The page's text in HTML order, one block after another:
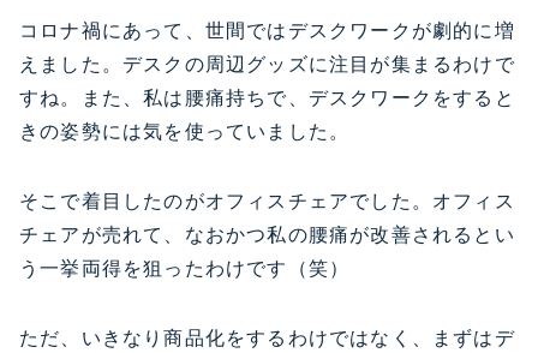
コロナ禍にあって、世間ではデスクワークが劇的に増
えました。デスクの周辺グッズに注目が集まるわけで
すね。また、私は腰痛持ちで、デスクワークをすると
きの姿勢には気を使っていました。
そこで着目したのがオフィスチェアでした。オフィス
チェアが売れて、なおかつ私の腰痛が改善されるとい
う一挙両得を狙ったわけです（笑）
ただ、いきなり商品化をするわけではなく、まずはデ